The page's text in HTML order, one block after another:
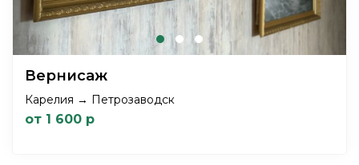
Вернисаж
Карелия → Петрозаводск
от 1 600 р